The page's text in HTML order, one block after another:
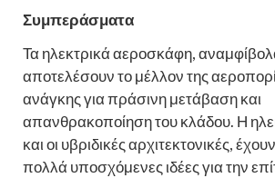
Συμπεράσματα
Τα ηλεκτρικά αεροσκάφη,
αποτελέσουν το μέλλον της
ανάγκης για πράσινη μετάβαση και
απανθρακοποίηση του κλάδου. Η
και οι υβριδικές αρχιτεκτονικές,
πολλά υποσχόμενες ιδέες για την